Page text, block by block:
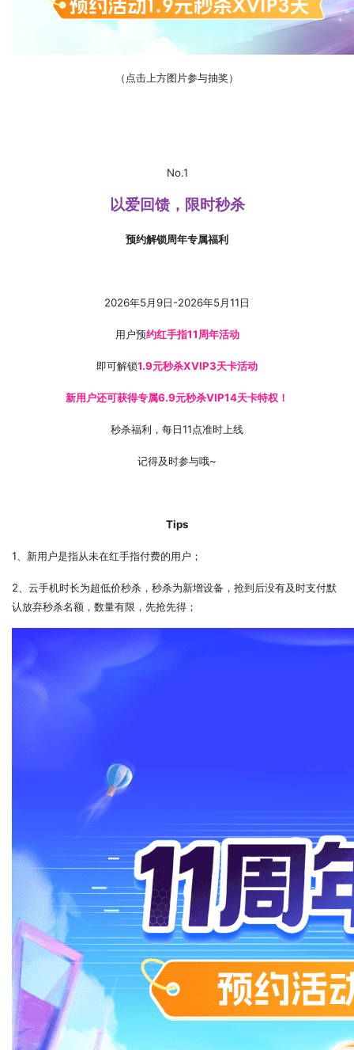
（点击上方图片参与抽奖）
No.1
以爱回馈，限时秒杀
预约解锁周年专属福利
2026年5月9日-2026年5月11日
用户预约红手指11周年活动
即可解锁1.9元秒杀XVIP3天卡活动
新用户还可获得专属6.9元秒杀VIP14天卡特权！
秒杀福利，每日11点准时上线
记得及时参与哦~
Tips
1、新用户是指从未在红手指付费的用户；
2、云手机时长为超低价秒杀，秒杀为新增设备，抢到后没有及时支付默
认放弃秒杀名额，数量有限，先抢先得；